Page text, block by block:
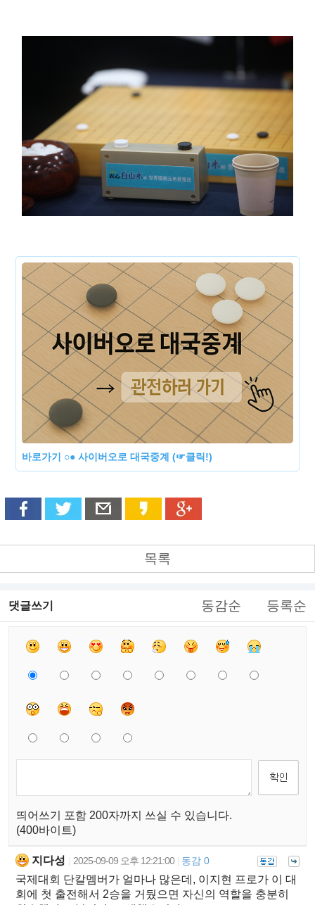
바로가기 ○● 사이버오로 대국중계 (☞클릭!)
목록
댓글쓰기 동감순 등록순
띄어쓰기 포함 200자까지 쓰실 수 있습니다.
(400바이트)
지다성 2025-09-09 오후 12:21:00 동감 0
국제대회 단칼멤버가 얼마나 많은데, 이지현 프로가 이 대
회에 첫 출전해서 2승을 거뒀으면 자신의 역할을 충분히